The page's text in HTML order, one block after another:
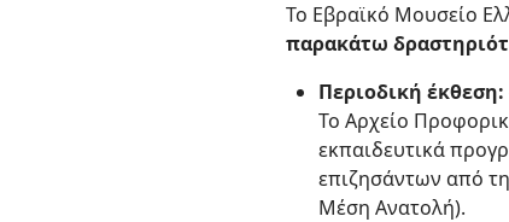
Το Εβραϊκό Μουσείο
παρακάτω
Περιοδική
Το Αρχείο
εκπαιδευτικά
επιζησάντων από
Μέση Ανατολή).